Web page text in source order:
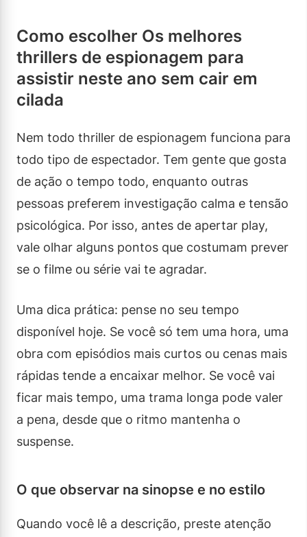
Como escolher Os melhores
thrillers de espionagem para
assistir neste ano sem cair em
cilada
Nem todo thriller de espionagem funciona para
todo tipo de espectador. Tem gente que gosta
de ação o tempo todo, enquanto outras
pessoas preferem investigação calma e tensão
psicológica. Por isso, antes de apertar play,
vale olhar alguns pontos que costumam prever
se o filme ou série vai te agradar.
Uma dica prática: pense no seu tempo
disponível hoje. Se você só tem uma hora, uma
obra com episódios mais curtos ou cenas mais
rápidas tende a encaixar melhor. Se você vai
ficar mais tempo, uma trama longa pode valer
a pena, desde que o ritmo mantenha o
suspense.
O que observar na sinopse e no estilo
Quando você lê a descrição, preste atenção